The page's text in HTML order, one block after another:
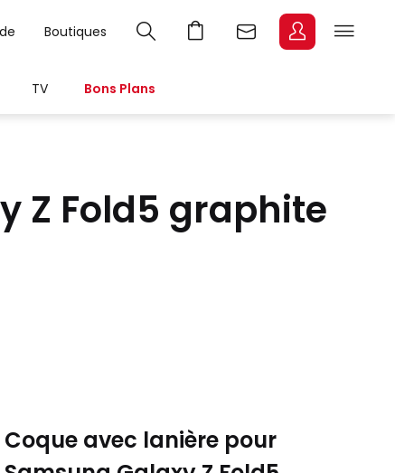
Boutiques
TV Bons Plans
Z Fold5 graphite
Coque avec lanière pour